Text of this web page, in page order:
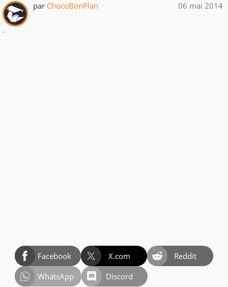
par ChocoBonPlan 06 mai 2014
.
Facebook X.com
Reddit
WhatsApp
Discord